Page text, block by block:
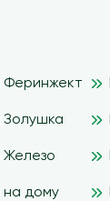
Феринжект
Золушка
Железо
на дому